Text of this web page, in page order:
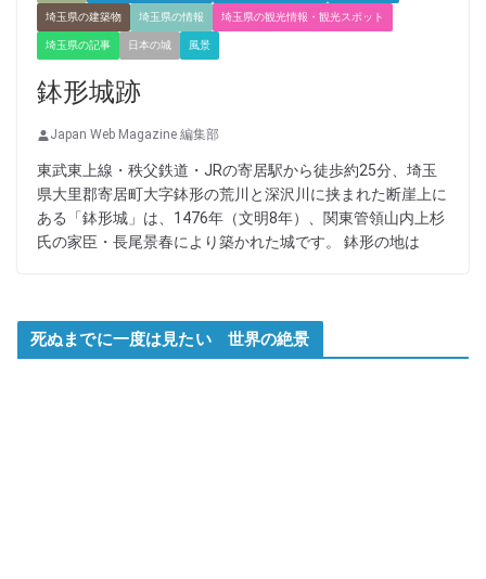
埼玉県の建築物 埼玉県の情報 埼玉県の観光情報・観光スポット
埼玉県の記事 日本の城 風景
鉢形城跡
Japan Web Magazine 編集部
東武東上線・秩父鉄道・JRの寄居駅から徒歩約25分、埼玉
県大里郡寄居町大字鉢形の荒川と深沢川に挟まれた断崖上に
ある「鉢形城」は、1476年（文明8年）、関東管領山内上杉
氏の家臣・長尾景春により築かれた城です。 鉢形の地は
死ぬまでに一度は見たい 世界の絶景